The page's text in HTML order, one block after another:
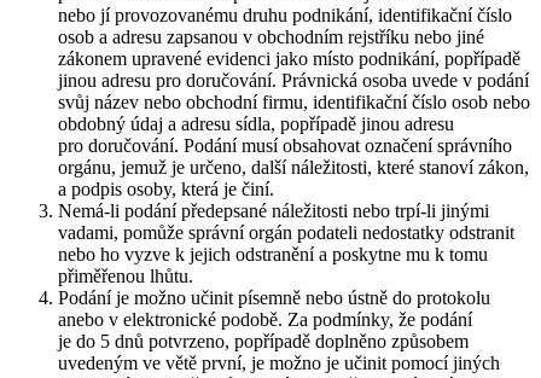
nebo jí provozovanému druhu podnikání, identifikační číslo
osob a adresu zapsanou v obchodním rejstříku nebo jiné
zákonem upravené evidenci jako místo podnikání, popřípadě
jinou adresu pro doručování. Právnická osoba uvede v podání
svůj název nebo obchodní firmu, identifikační číslo osob nebo
obdobný údaj a adresu sídla, popřípadě jinou adresu
pro doručování. Podání musí obsahovat označení správního
orgánu, jemuž je určeno, další náležitosti, které stanoví zákon,
a podpis osoby, která je činí.
Nemá-li podání předepsané náležitosti nebo trpí-li jinými
vadami, pomůže správní orgán podateli nedostatky odstranit
nebo ho vyzve k jejich odstranění a poskytne mu k tomu
přiměřenou lhůtu.
Podání je možno učinit písemně nebo ústně do protokolu
anebo v elektronické podobě. Za podmínky, že podání
je do 5 dnů potvrzeno, popřípadě doplněno způsobem
uvedeným ve větě první, je možno je učinit pomocí jiných